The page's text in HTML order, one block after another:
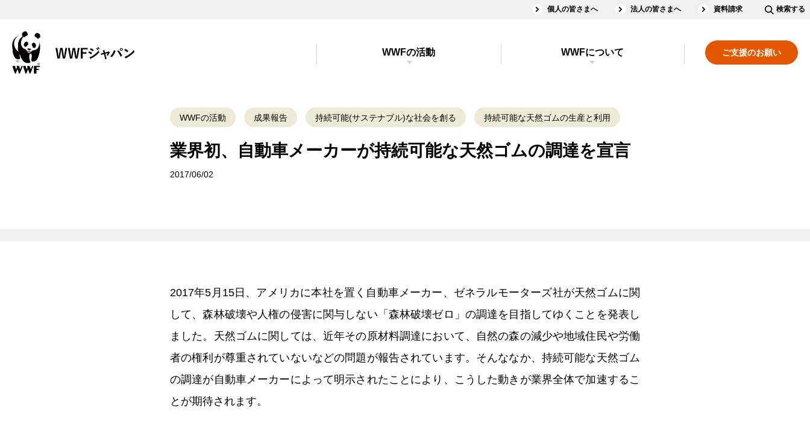
個人の皆さまへ 法人の皆さまへ 資料請求 検索する
ご支援のお願い
WWFの活動 WWFについて
WWFの活動 成果報告 持続可能(サステナブル)な社会を創る 持続可能な天然ゴムの生産と利用
業界初、自動車メーカーが持続可能な天然ゴムの調達を宣言
2017/06/02
2017年5月15日、アメリカに本社を置く自動車メーカー、ゼネラルモーターズ社が天然ゴムに関
して、森林破壊や人権の侵害に関与しない「森林破壊ゼロ」の調達を目指してゆくことを発表し
ました。天然ゴムに関しては、近年その原材料調達において、自然の森の減少や地域住民や労働
者の権利が尊重されていないなどの問題が報告されています。そんななか、持続可能な天然ゴム
の調達が自動車メーカーによって明示されたことにより、こうした動きが業界全体で加速するこ
とが期待されます。